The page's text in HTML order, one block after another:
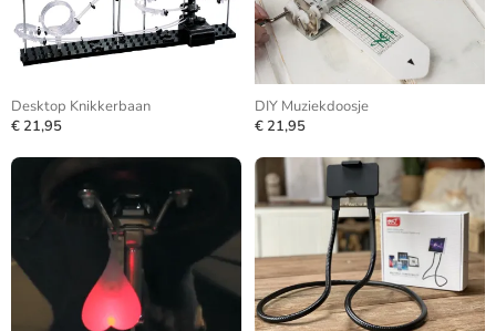
Desktop Knikkerbaan
€ 21,95
DIY Muziekdoosje
€ 21,95